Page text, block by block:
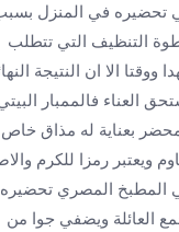
تحضيره في المنزل
التنظيف التي تتطلب
ووقتا الا ان النتيجة
العناء فالممبار
بعناية له مذاق خاص
ويعتبر رمزا للكرم
المطبخ المصري تحضيره
العائلة ويضفي جوا من